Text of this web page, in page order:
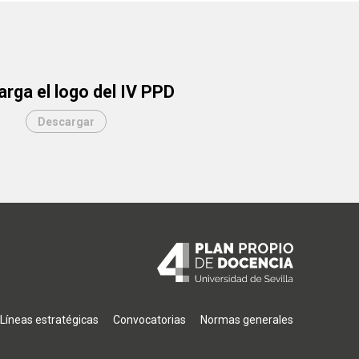
el logo del IV PPD
Descargar
Líneas estratégicas Convocatorias Normas generales